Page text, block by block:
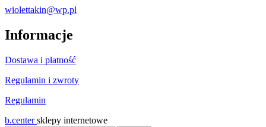
wiolettakin@wp.pl
Informacje
Dostawa i płatność
Regulamin i zwroty
Regulamin
b.centersklepy internetowe